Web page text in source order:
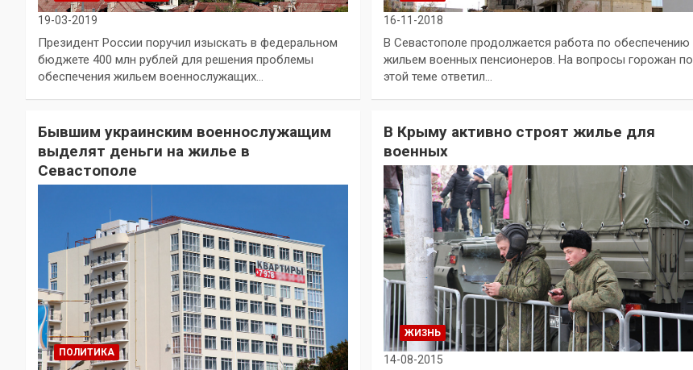
19-03-2019
Президент России поручил изыскать в федеральном
бюджете 400 млн рублей для решения проблемы
обеспечения жильем военнослужащих…
16-11-2018
В Севастополе продолжается работа по обеспечению
жильем военных пенсионеров. На вопросы горожан по
этой теме ответил…
Бывшим украинским военнослужащим
выделят деньги на жилье в
Севастополе
ПОЛИТИКА
В Крыму активно строят жилье для
военных
ЖИЗНЬ
14-08-2015